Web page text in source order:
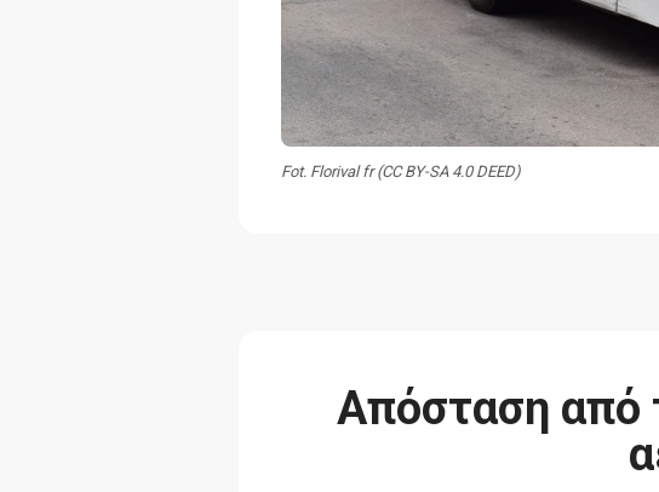
Fot. Florival fr (CC BY-SA 4.0 DEED)
Απόσταση από